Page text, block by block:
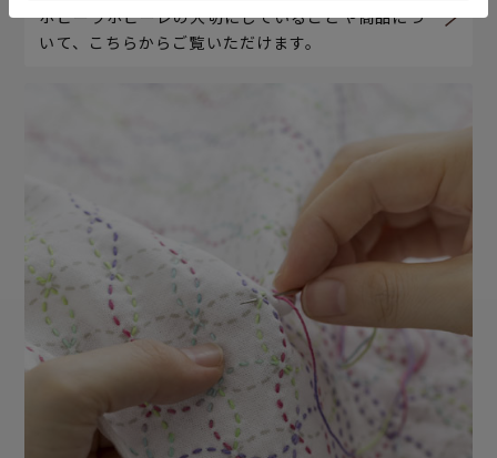
ホビーラホビーレの大切にしていることや商品につ
いて、こちらからご覧いただけます。